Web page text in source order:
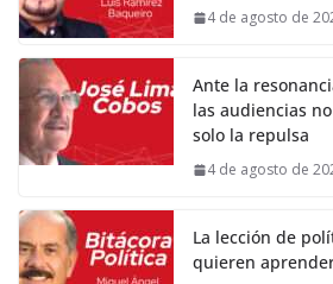
4 de agosto de
Ante la
las audiencias
solo la repulsa
4 de agosto de
La lección de
quieren